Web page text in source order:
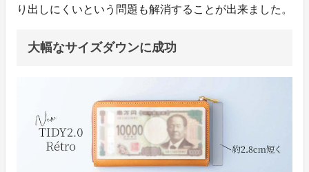
り出しにくいという問題も解消することが出来ました。
大幅なサイズダウンに成功